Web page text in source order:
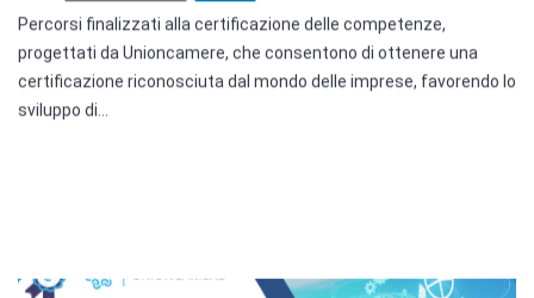
Percorsi finalizzati alla certificazione delle competenze,
progettati da Unioncamere, che consentono di ottenere una
certificazione riconosciuta dal mondo delle imprese, favorendo lo
sviluppo di...